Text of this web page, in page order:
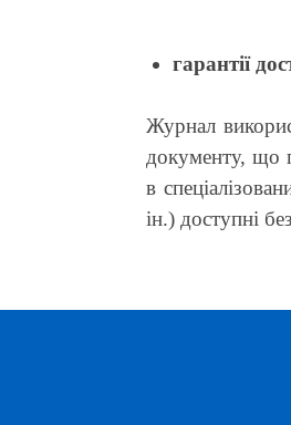
гарантії
Журнал
документу, що
в
ін.) доступні